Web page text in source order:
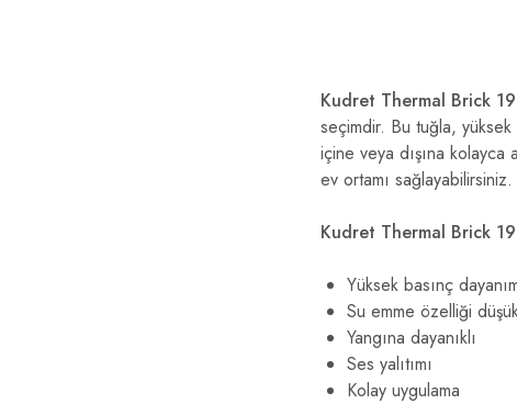
Kudret Thermal Brick
seçimdir. Bu tuğla, yüksek
içine veya dışına kolayca
ev ortamı sağlayabilirsiniz.
Kudret Thermal Brick
Yüksek basınç
Su emme özelliği
Yangına dayanıklı
Ses yalıtımı
Kolay uygulama